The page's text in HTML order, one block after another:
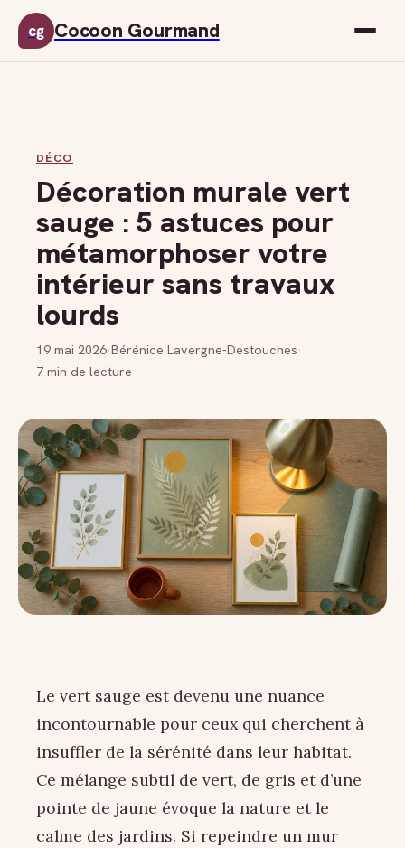
cg Cocoon Gourmand
DÉCO
Décoration murale vert
sauge : 5 astuces pour
métamorphoser votre
intérieur sans travaux
lourds
19 mai 2026·Bérénice Lavergne-Destouches·
7 min de lecture
Le vert sauge est devenu une nuance
incontournable pour ceux qui cherchent à
insuffler de la sérénité dans leur habitat.
Ce mélange subtil de vert, de gris et d’une
pointe de jaune évoque la nature et le
calme des jardins. Si repeindre un mur